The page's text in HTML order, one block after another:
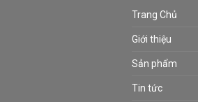
Trang Chủ
Giới thiệu
Sản phẩm
Tin tức